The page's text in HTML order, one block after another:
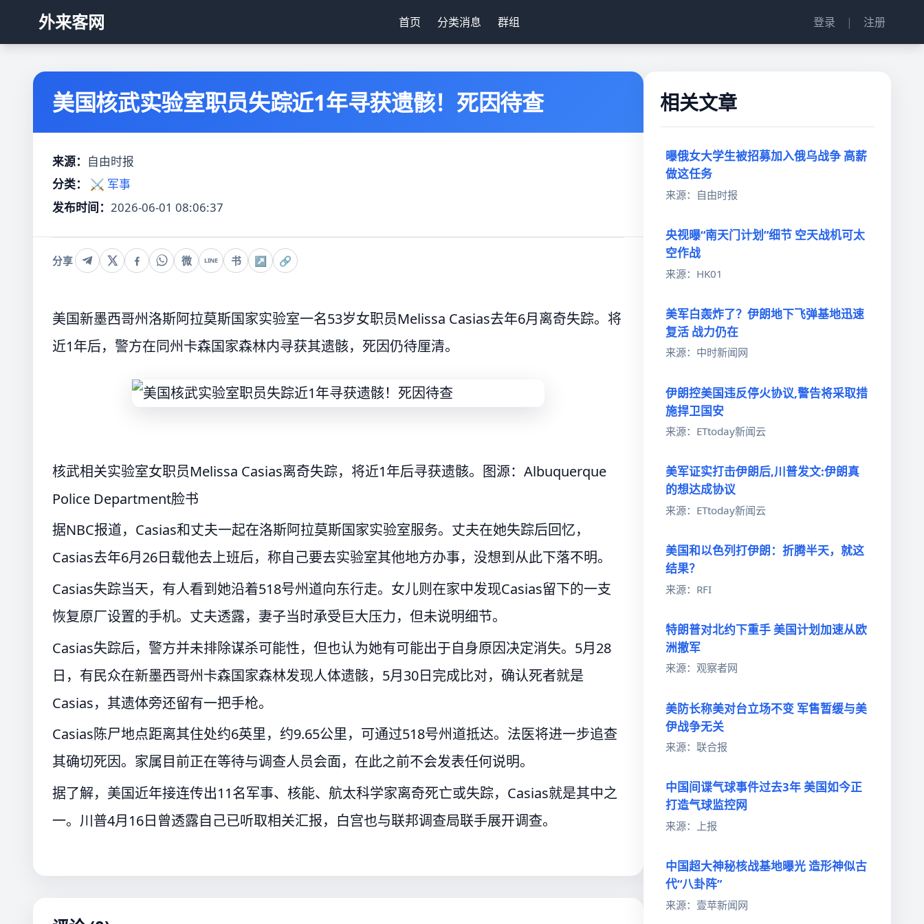
外来客网 首页 分类消息 群组 登录 | 注册
美国核武实验室职员失踪近1年寻获遗骸！死因待查
来源： 自由时报
分类：
⚔️ 军事
发布时间： 2026-06-01 08:06:37
分享 微 LINE 书 ↗ 🔗
美国新墨西哥州洛斯阿拉莫斯国家实验室一名53岁女职员Melissa Casias去年6月离奇失踪。将
近1年后，警方在同州卡森国家森林内寻获其遗骸，死因仍待厘清。
核武相关实验室女职员Melissa Casias离奇失踪，将近1年后寻获遗骸。图源：Albuquerque
Police Department脸书
据NBC报道，Casias和丈夫一起在洛斯阿拉莫斯国家实验室服务。丈夫在她失踪后回忆，
Casias去年6月26日载他去上班后，称自己要去实验室其他地方办事，没想到从此下落不明。
Casias失踪当天，有人看到她沿着518号州道向东行走。女儿则在家中发现Casias留下的一支
恢复原厂设置的手机。丈夫透露，妻子当时承受巨大压力，但未说明细节。
Casias失踪后，警方并未排除谋杀可能性，但也认为她有可能出于自身原因决定消失。5月28
日，有民众在新墨西哥州卡森国家森林发现人体遗骸，5月30日完成比对，确认死者就是
Casias，其遗体旁还留有一把手枪。
Casias陈尸地点距离其住处约6英里，约9.65公里，可通过518号州道抵达。法医将进一步追查
其确切死因。家属目前正在等待与调查人员会面，在此之前不会发表任何说明。
据了解，美国近年接连传出11名军事、核能、航太科学家离奇死亡或失踪，Casias就是其中之
一。川普4月16日曾透露自己已听取相关汇报，白宫也与联邦调查局联手展开调查。
相关文章
曝俄女大学生被招募加入俄乌战争 高薪
做这任务
来源：自由时报
央视曝“南天门计划”细节 空天战机可太
空作战
来源：HK01
美军白轰炸了？伊朗地下飞弹基地迅速
复活 战力仍在
来源：中时新闻网
伊朗控美国违反停火协议,警告将采取措
施捍卫国安
来源：ETtoday新闻云
美军证实打击伊朗后,川普发文:伊朗真
的想达成协议
来源：ETtoday新闻云
美国和以色列打伊朗：折腾半天，就这
结果？
来源：RFI
特朗普对北约下重手 美国计划加速从欧
洲撤军
来源：观察者网
美防长称美对台立场不变 军售暂缓与美
伊战争无关
来源：联合报
中国间谍气球事件过去3年 美国如今正
打造气球监控网
来源：上报
中国超大神秘核战基地曝光 造形神似古
代“八卦阵”
来源：壹苹新闻网